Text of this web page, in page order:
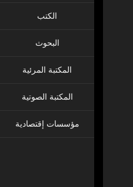
الكتب
البحوث
المكتبة المرئية
المكتبة الصوتية
مؤسسات إقتصادية